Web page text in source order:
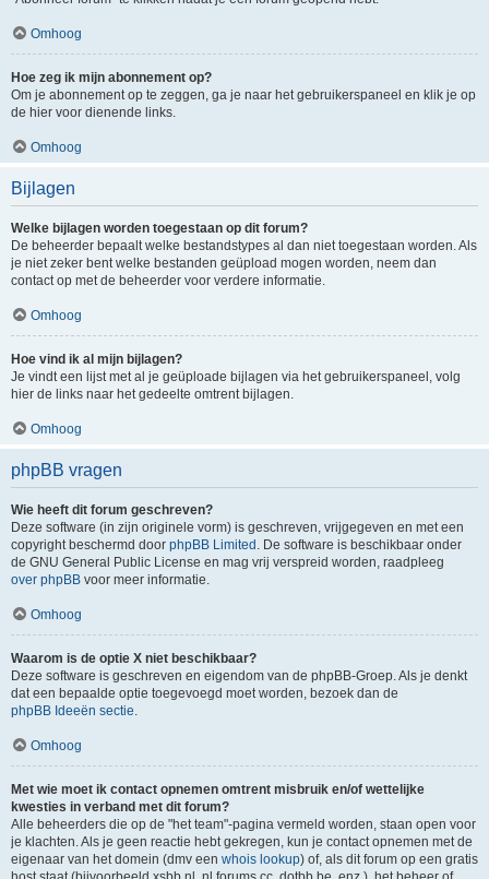
Omhoog
Hoe zeg ik mijn abonnement op?
Om je abonnement op te zeggen, ga je naar het gebruikerspaneel en klik je op
de hier voor dienende links.
Omhoog
Bijlagen
Welke bijlagen worden toegestaan op dit forum?
De beheerder bepaalt welke bestandstypes al dan niet toegestaan worden. Als
je niet zeker bent welke bestanden geüpload mogen worden, neem dan
contact op met de beheerder voor verdere informatie.
Omhoog
Hoe vind ik al mijn bijlagen?
Je vindt een lijst met al je geüploade bijlagen via het gebruikerspaneel, volg
hier de links naar het gedeelte omtrent bijlagen.
Omhoog
phpBB vragen
Wie heeft dit forum geschreven?
Deze software (in zijn originele vorm) is geschreven, vrijgegeven en met een
copyright beschermd door phpBB Limited . De software is beschikbaar onder
de GNU General Public License en mag vrij verspreid worden, raadpleeg
over phpBB voor meer informatie.
Omhoog
Waarom is de optie X niet beschikbaar?
Deze software is geschreven en eigendom van de phpBB-Groep. Als je denkt
dat een bepaalde optie toegevoegd moet worden, bezoek dan de
phpBB Ideeën sectie.
Omhoog
Met wie moet ik contact opnemen omtrent misbruik en/of wettelijke
kwesties in verband met dit forum?
Alle beheerders die op de "het team"-pagina vermeld worden, staan open voor
je klachten. Als je geen reactie hebt gekregen, kun je contact opnemen met de
eigenaar van het domein (dmv een whois lookup) of, als dit forum op een gratis